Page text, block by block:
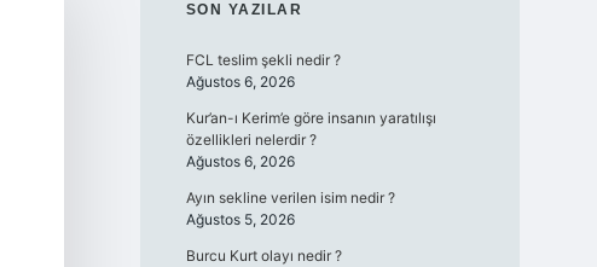
SIDEBAR
SON YAZILAR
FCL teslim şekli nedir ?
Ağustos 6, 2026
Kur’an-ı Kerim’e göre insanın yaratılışı
özellikleri nelerdir ?
Ağustos 6, 2026
Ayın sekline verilen isim nedir ?
Ağustos 5, 2026
Burcu Kurt olayı nedir ?